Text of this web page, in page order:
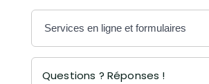
Services en ligne et formulaires
Questions ? Réponses !